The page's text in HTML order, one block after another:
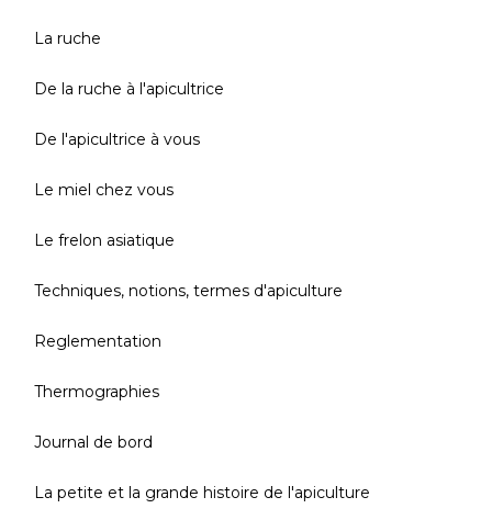
La ruche
De la ruche à l'apicultrice
De l'apicultrice à vous
Le miel chez vous
Le frelon asiatique
Techniques, notions, termes d'apiculture
Reglementation
Thermographies
Journal de bord
La petite et la grande histoire de l'apiculture